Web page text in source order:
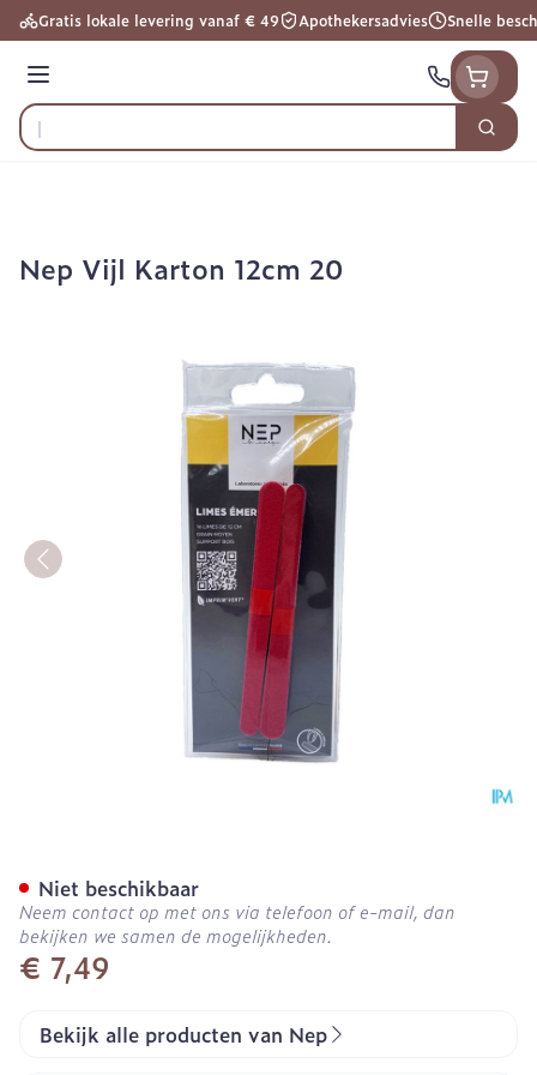
Ga naar de inhoud
Gratis lokale levering vanaf € 49 Apothekersadvies Snelle
Menu
Product, merk, categorie...
Zoek
Nep Vijl Karton 12cm 20
€ 7,49
Niet beschikbaar
Neem contact op met ons via telefoon of e-mail, dan
bekijken we samen de mogelijkheden.
Bekijk alle producten van Nep